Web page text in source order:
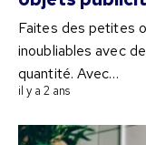
Faites des petites
inoubliables avec
quantité. Avec…
il y a 2 ans